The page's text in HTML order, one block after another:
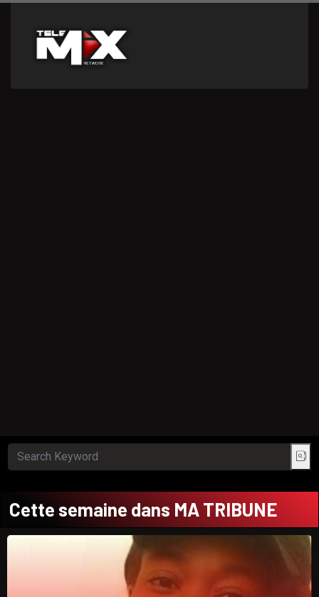
Cette semaine dans MA TRIBUNE